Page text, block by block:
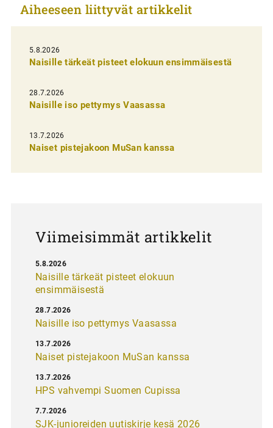
k
e
l
i
e
n
e
Aiheeseen liittyvät artikkelit
5.8.2026
Naisille tärkeät pisteet elokuun ensimmäisestä
28.7.2026
Naisille iso pettymys Vaasassa
13.7.2026
Naiset pistejakoon MuSan kanssa
Viimeisimmät artikkelit
Naisille tärkeät pisteet elokuun
ensimmäisestä
5.8.2026
Naisille iso pettymys Vaasassa
28.7.2026
Naiset pistejakoon MuSan kanssa
13.7.2026
HPS vahvempi Suomen Cupissa
13.7.2026
SJK-junioreiden uutiskirje kesä 2026
7.7.2026